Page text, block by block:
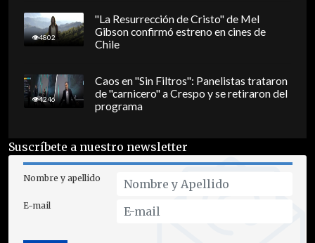
4802
"La Resurrección de Cristo" de Mel
Gibson confirmó estreno en cines de
Chile
4246
Caos en "Sin Filtros": Panelistas trataron
de "carnicero" a Crespo y se retiraron del
programa
Suscríbete a nuestro newsletter
Nombre y apellido
E-mail